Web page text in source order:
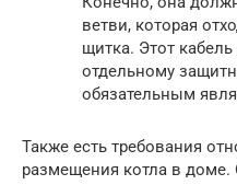
ветви, которая
щитка. Этот
отдельному
обязательным
Также есть требования
размещения котла в доме.